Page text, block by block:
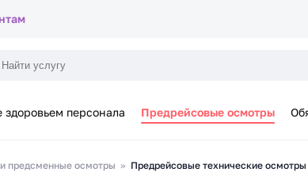
здоровьем персонала Предрейсовые осмотры
предсменные осмотры Предрейсовые технические осмотры